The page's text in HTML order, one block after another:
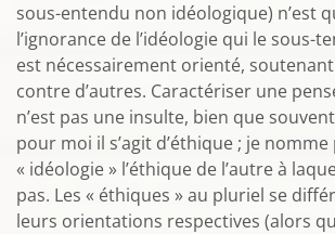
sous-entendu non idéologique) n’est
l’ignorance de l’idéologie qui le sous-
est nécessairement orienté,
contre d’autres. Caractériser une
n’est pas une insulte, bien que
pour moi il s’agit d’éthique ; je
« idéologie » l’éthique de l’autre à
pas. Les « éthiques » au pluriel se
leurs orientations respectives (alors